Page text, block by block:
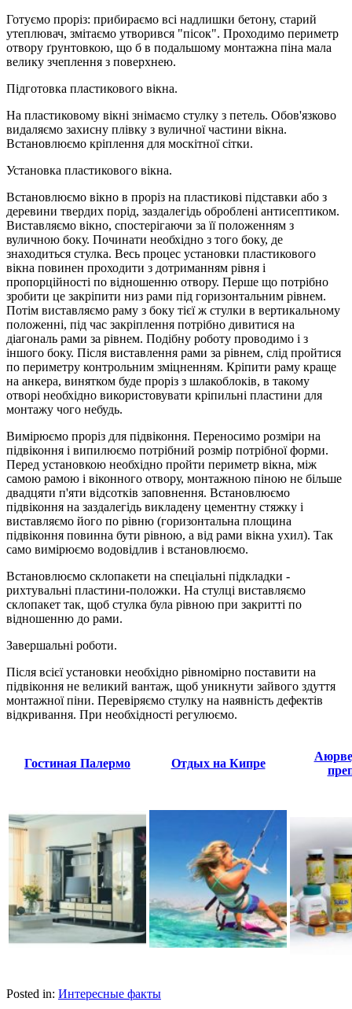
Готуємо проріз: прибираємо всі надлишки бетону, старий
утеплювач, змітаємо утворився "пісок". Проходимо периметр
отвору ґрунтовкою, що б в подальшому монтажна піна мала
велику зчеплення з поверхнею.
Підготовка пластикового вікна.
На пластиковому вікні знімаємо стулку з петель. Обов'язково
видаляємо захисну плівку з вуличної частини вікна.
Встановлюємо кріплення для москітної сітки.
Установка пластикового вікна.
Встановлюємо вікно в проріз на пластикові підставки або з
деревини твердих порід, заздалегідь оброблені антисептиком.
Виставляємо вікно, спостерігаючи за її положенням з
вуличною боку. Починати необхідно з того боку, де
знаходиться стулка. Весь процес установки пластикового
вікна повинен проходити з дотриманням рівня і
пропорційності по відношенню отвору. Перше що потрібно
зробити це закріпити низ рами під горизонтальним рівнем.
Потім виставляємо раму з боку тієї ж стулки в вертикальному
положенні, під час закріплення потрібно дивитися на
діагональ рами за рівнем. Подібну роботу проводимо і з
іншого боку. Після виставлення рами за рівнем, слід пройтися
по периметру контрольним зміцненням. Кріпити раму краще
на анкера, винятком буде проріз з шлакоблоків, в такому
отворі необхідно використовувати кріпильні пластини для
монтажу чого небудь.
Вимірюємо проріз для підвіконня. Переносимо розміри на
підвіконня і випилюємо потрібний розмір потрібної форми.
Перед установкою необхідно пройти периметр вікна, між
самою рамою і віконного отвору, монтажною піною не більше
двадцяти п'яти відсотків заповнення. Встановлюємо
підвіконня на заздалегідь викладену цементну стяжку і
виставляємо його по рівню (горизонтальна площина
підвіконня повинна бути рівною, а від рами вікна ухил). Так
само вимірюємо водовідлив і встановлюємо.
Встановлюємо склопакети на спеціальні підкладки -
рихтувальні пластини-положки. На стулці виставляємо
склопакет так, щоб стулка була рівною при закритті по
відношенню до рами.
Завершальні роботи.
Після всієї установки необхідно рівномірно поставити на
підвіконня не великий вантаж, щоб уникнути зайвого здуття
монтажної піни. Перевіряємо стулку на наявність дефектів
відкривання. При необхідності регулюємо.
Гостиная Палермо Отдых на Кипре
Posted in: Интересные факты